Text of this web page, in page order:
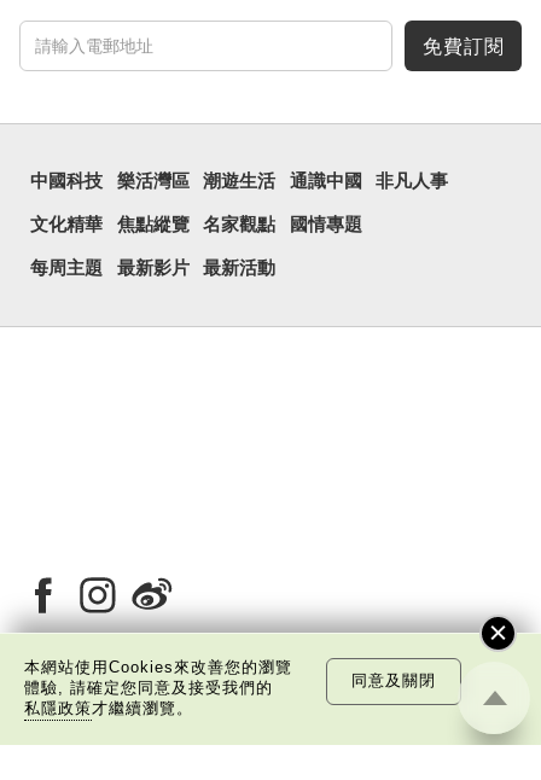
行表情符號，這個字也被網
民當做表情符號來用。
囧字的「八」像一對委
免費訂閱
中國科技 樂活灣區 潮遊生活 通識中國 非凡人事
文化精華 焦點縱覽 名家觀點 國情專題
每周主題 最新影片 最新活動
關於我們 版權告示 私隱政策聲明 免責聲明
本網站使用Cookies來改善您的瀏覽
體驗, 請確定您同意及接受我們的
私隱政策才繼續瀏覽。
同意及關閉